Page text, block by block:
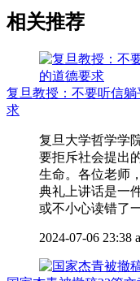
相关推荐
复旦教授：不要听信
求
复旦大学哲学学
要拒斥社会提出
生命。各位老师
典礼上讲话是一
或不小心读错了
2024-07-06 23:38